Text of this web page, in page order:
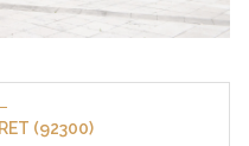
(92300)